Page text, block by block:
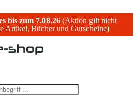
bis zum 7.08.26(Aktion gilt nicht
Artikel, Bücher und Gutscheine)